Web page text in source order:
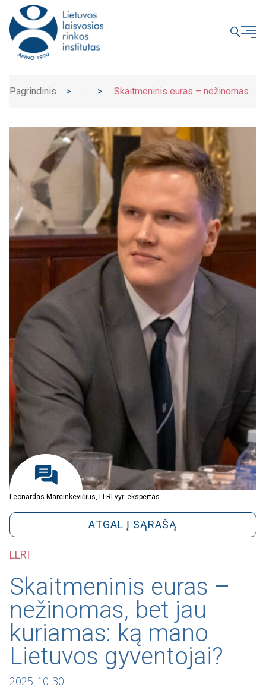
Pagrindinis
>
>
Skaitmeninis euras – nežinomas,
Leonardas Marcinkevičius, LLRI vyr. ekspertas
ATGAL Į SĄRAŠĄ
LLRI
Skaitmeninis euras –
nežinomas, bet jau
kuriamas: ką mano
Lietuvos gyventojai?
2025-10-30
UŽDARYTI